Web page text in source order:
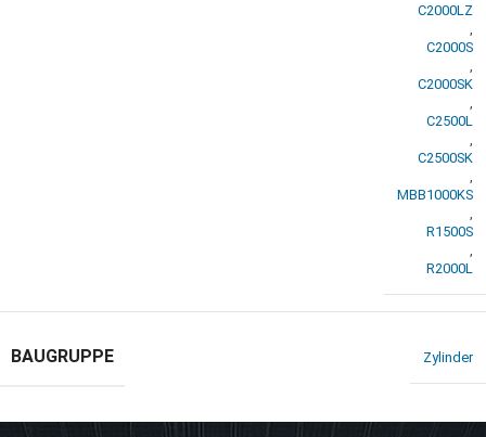
C2000LZ
C2000S
C2000SK
C2500L
C2500SK
MBB1000KS
R1500S
R2000L
BAUGRUPPE Zylinder